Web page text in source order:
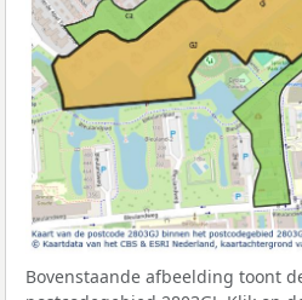
Bovenstaande afbeelding toont